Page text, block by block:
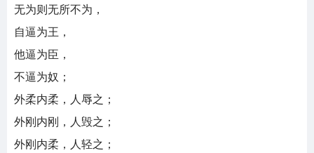
无为则无所不为，
自逼为王，
他逼为臣，
不逼为奴；
外柔内柔，人辱之；
外刚内刚，人毁之；
外刚内柔，人轻之；